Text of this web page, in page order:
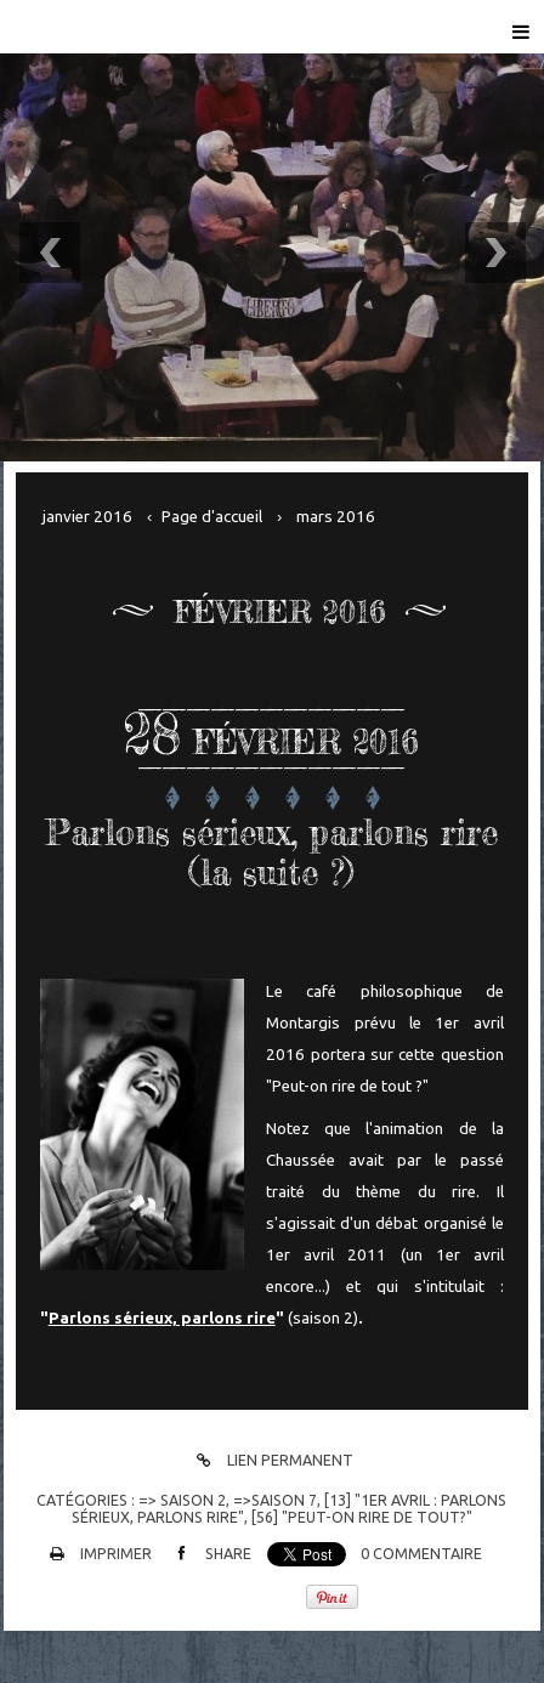
janvier 2016 Page d'accueil mars 2016
FÉVRIER 2016
28 FÉVRIER 2016
Parlons sérieux, parlons rire
(la suite ?)
Le café philosophique de
Montargis prévu le 1er avril
2016 portera sur cette question
"Peut-on rire de tout ?"
Notez que l'animation de la
Chaussée avait par le passé
traité du thème du rire. Il
s'agissait d'un débat organisé le
1er avril 2011 (un 1er avril
encore...) et qui s'intitulait :
"Parlons sérieux, parlons rire" (saison 2).
LIEN PERMANENT
CATÉGORIES : => SAISON 2 =>SAISON 7
[13] "1ER AVRIL : PARLONS
SÉRIEUX, PARLONS RIRE"
[56] "PEUT-ON RIRE DE TOUT?"
IMPRIMER SHARE 0 COMMENTAIRE